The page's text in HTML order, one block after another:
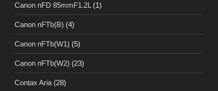
Canon nFD 85mmF1.2L (1)
Canon nFTb(B) (4)
Canon nFTb(W1) (5)
Canon nFTb(W2) (23)
Contax Aria (28)